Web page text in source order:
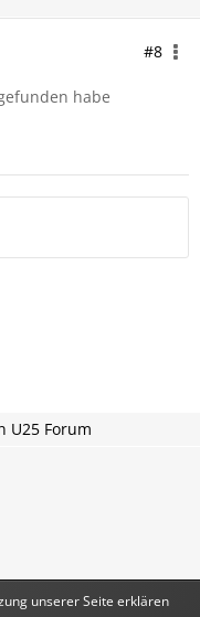
#8
habe
U25 Forum
unserer Seite erklären